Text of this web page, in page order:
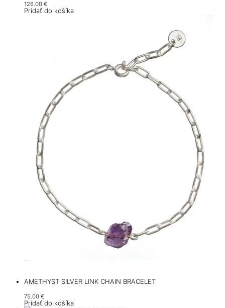
126.00 €
Pridať do košíka
AMETHYST SILVER LINK CHAIN BRACELET
75.00 €
Pridať do košíka